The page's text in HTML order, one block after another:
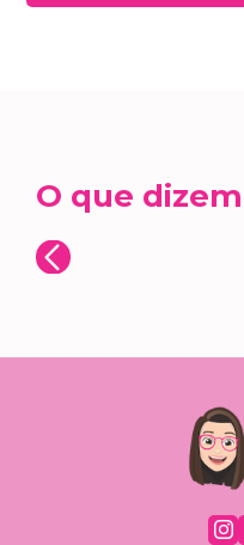
O que